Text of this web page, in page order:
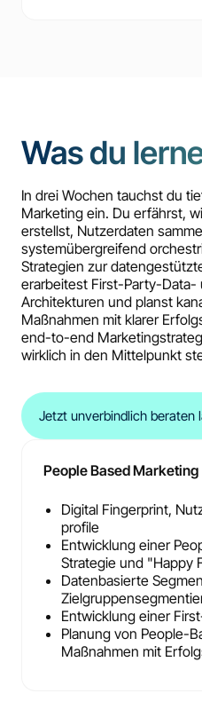
Was du
In drei Wochen tauchst du
Marketing ein. Du erfährst,
erstellst, Nutzerdaten
systemübergreifend
Strategien zur
erarbeitest First-Party-Data-
Architekturen und planst
Maßnahmen mit klarer
end-to-end
wirklich in den Mittelpunkt
Jetzt unverbindlich beraten
People Based Marketing
Digital Fingerprint,
profile
Entwicklung einer
Strategie und "Happy
Datenbasierte
Entwicklung einer
Planung von People-
Maßnahmen mit